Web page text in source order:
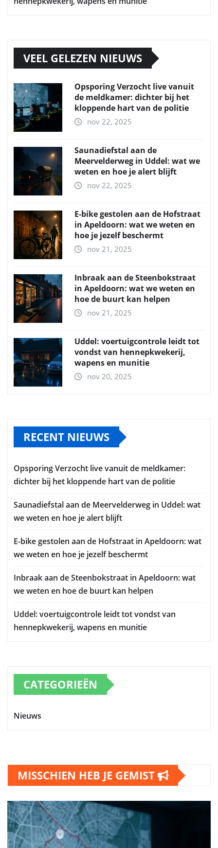
VEEL GELEZEN NIEUWS
Opsporing Verzocht live vanuit
de meldkamer: dichter bij het
kloppende hart van de politie
nov 22, 2025
Saunadiefstal aan de
Meervelderweg in Uddel: wat we
weten en hoe je alert blijft
nov 22, 2025
E-bike gestolen aan de Hofstraat
in Apeldoorn: wat we weten en
hoe je jezelf beschermt
nov 21, 2025
Inbraak aan de Steenbokstraat
in Apeldoorn: wat we weten en
hoe de buurt kan helpen
nov 21, 2025
Uddel: voertuigcontrole leidt tot
vondst van hennepkwekerij,
wapens en munitie
nov 20, 2025
RECENT NIEUWS
Opsporing Verzocht live vanuit de meldkamer:
dichter bij het kloppende hart van de politie
Saunadiefstal aan de Meervelderweg in Uddel: wat
we weten en hoe je alert blijft
E-bike gestolen aan de Hofstraat in Apeldoorn: wat
we weten en hoe je jezelf beschermt
Inbraak aan de Steenbokstraat in Apeldoorn: wat
we weten en hoe de buurt kan helpen
Uddel: voertuigcontrole leidt tot vondst van
hennepkwekerij, wapens en munitie
CATEGORIEËN
Nieuws
MISSCHIEN HEB JE GEMIST